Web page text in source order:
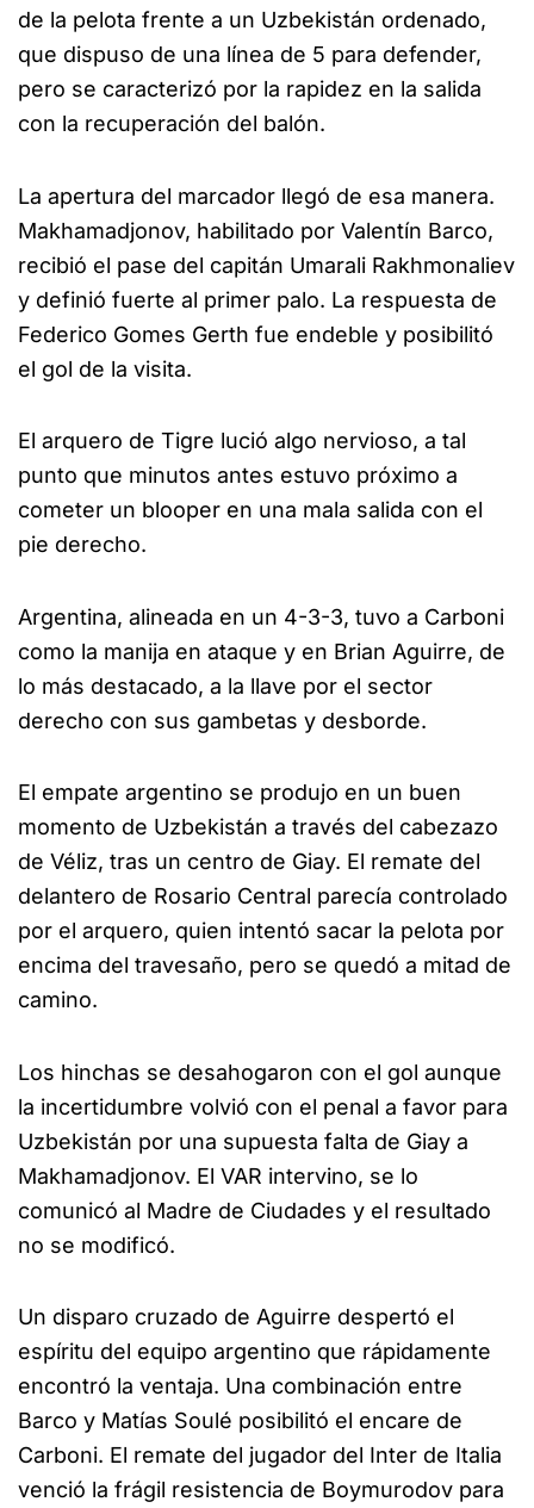
de la pelota frente a un Uzbekistán ordenado,
que dispuso de una línea de 5 para defender,
pero se caracterizó por la rapidez en la salida
con la recuperación del balón.
La apertura del marcador llegó de esa manera.
Makhamadjonov, habilitado por Valentín Barco,
recibió el pase del capitán Umarali Rakhmonaliev
y definió fuerte al primer palo. La respuesta de
Federico Gomes Gerth fue endeble y posibilitó
el gol de la visita.
El arquero de Tigre lució algo nervioso, a tal
punto que minutos antes estuvo próximo a
cometer un blooper en una mala salida con el
pie derecho.
Argentina, alineada en un 4-3-3, tuvo a Carboni
como la manija en ataque y en Brian Aguirre, de
lo más destacado, a la llave por el sector
derecho con sus gambetas y desborde.
El empate argentino se produjo en un buen
momento de Uzbekistán a través del cabezazo
de Véliz, tras un centro de Giay. El remate del
delantero de Rosario Central parecía controlado
por el arquero, quien intentó sacar la pelota por
encima del travesaño, pero se quedó a mitad de
camino.
Los hinchas se desahogaron con el gol aunque
la incertidumbre volvió con el penal a favor para
Uzbekistán por una supuesta falta de Giay a
Makhamadjonov. El VAR intervino, se lo
comunicó al Madre de Ciudades y el resultado
no se modificó.
Un disparo cruzado de Aguirre despertó el
espíritu del equipo argentino que rápidamente
encontró la ventaja. Una combinación entre
Barco y Matías Soulé posibilitó el encare de
Carboni. El remate del jugador del Inter de Italia
venció la frágil resistencia de Boymurodov para